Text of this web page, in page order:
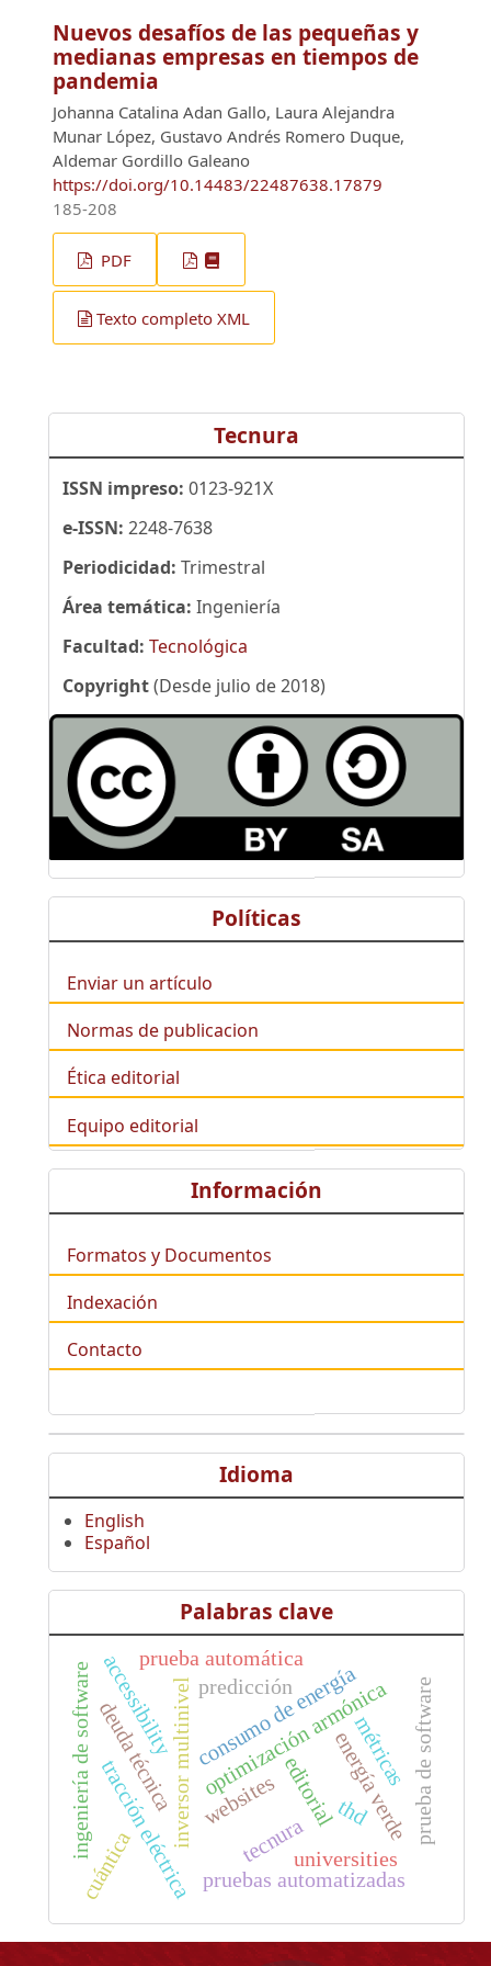
Nuevos desafíos de las pequeñas y
medianas empresas en tiempos de
pandemia
Johanna Catalina Adan Gallo, Laura Alejandra
Munar López, Gustavo Andrés Romero Duque,
Aldemar Gordillo Galeano
https://doi.org/10.14483/22487638.17879
185-208
PDF
Texto completo XML
Tecnura
ISSN impreso: 0123-921X
e-ISSN: 2248-7638
Periodicidad: Trimestral
Área temática: Ingeniería
Facultad: Tecnológica
Copyright(Desde julio de 2018)
Políticas
Enviar un artículo
Normas de publicacion
Ética editorial
Equipo editorial
Información
Formatos y Documentos
Indexación
Contacto
Idioma
English
Español
Palabras clave
editorial
tecnura
inversor multiniveloptimización armónica
thd
tracción eléctrica energía verde
consumo de energía
ingeniería de software
pruebas automatizadas
prueba de software
prueba automática
accessibility
websites
universities
cuántica
métricas
deuda técnica
predicción